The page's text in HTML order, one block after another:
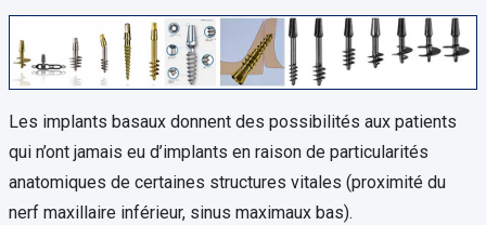
Les implants basaux donnent des possibilités aux patients
qui n’ont jamais eu d’implants en raison de particularités
anatomiques de certaines structures vitales (proximité du
nerf maxillaire inférieur, sinus maximaux bas).